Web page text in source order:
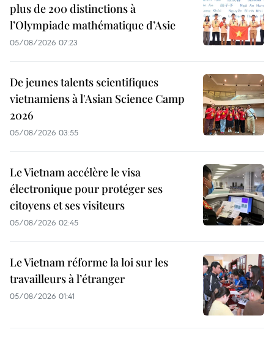
plus de 200 distinctions à
l’Olympiade mathématique d’Asie
05/08/2026 07:23
De jeunes talents scientifiques
vietnamiens à l'Asian Science Camp
2026
05/08/2026 03:55
Le Vietnam accélère le visa
électronique pour protéger ses
citoyens et ses visiteurs
05/08/2026 02:45
Le Vietnam réforme la loi sur les
travailleurs à l’étranger
05/08/2026 01:41